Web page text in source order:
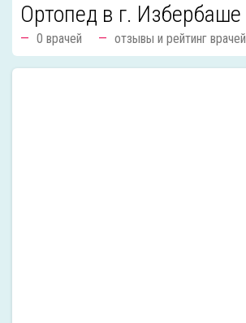
Ортопед в г. Избербаше
0 врачей отзывы и рейтинг врачей